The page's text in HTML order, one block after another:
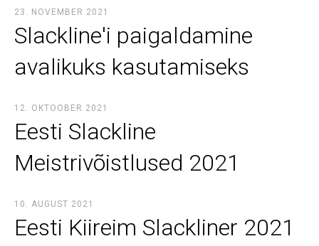
23. NOVEMBER 2021
Slackline'i paigaldamine
avalikuks kasutamiseks
12. OKTOOBER 2021
Eesti Slackline
Meistrivõistlused 2021
10. AUGUST 2021
Eesti Kiireim Slackliner 2021